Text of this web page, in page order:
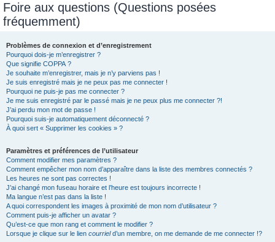
Foire aux questions (Questions posées
fréquemment)
Problèmes de connexion et d’enregistrement
Pourquoi dois-je m’enregistrer ?
Que signifie COPPA ?
Je souhaite m’enregistrer, mais je n’y parviens pas !
Je suis enregistré mais je ne peux pas me connecter !
Pourquoi ne puis-je pas me connecter ?
Je me suis enregistré par le passé mais je ne peux plus me connecter ?!
J’ai perdu mon mot de passe !
Pourquoi suis-je automatiquement déconnecté ?
À quoi sert « Supprimer les cookies » ?
Paramètres et préférences de l’utilisateur
Comment modifier mes paramètres ?
Comment empêcher mon nom d’apparaître dans la liste des membres connectés ?
Les heures ne sont pas correctes !
J’ai changé mon fuseau horaire et l’heure est toujours incorrecte !
Ma langue n’est pas dans la liste !
A quoi correspondent les images à proximité de mon nom d’utilisateur ?
Comment puis-je afficher un avatar ?
Qu’est-ce que mon rang et comment le modifier ?
Lorsque je clique sur le lien courrield’un membre, on me demande de me connecter !?